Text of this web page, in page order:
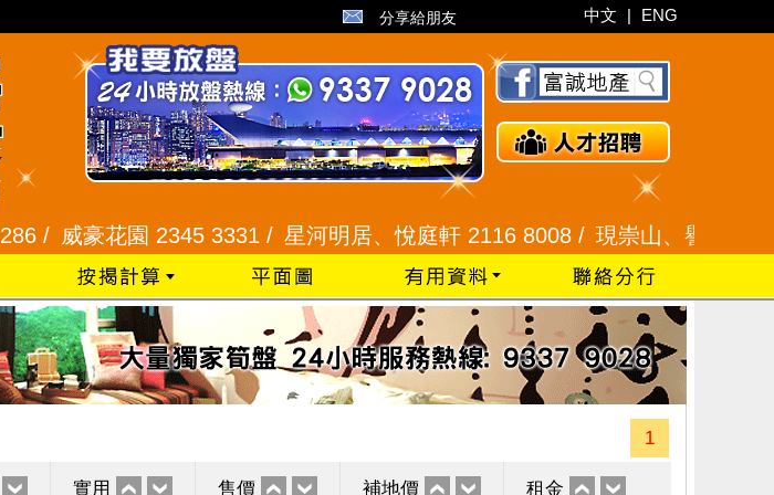
分享給朋友 中文 | ENG
威豪花園 2345 3331 /星河明居、悅庭軒 2116 8008 /現崇山、譽港灣 2345
1
實用 售價 補地價 租金